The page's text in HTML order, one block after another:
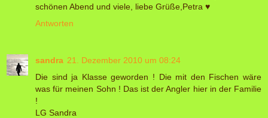
schönen Abend und viele, liebe Grüße,Petra ♥
Antworten
sandra 21. Dezember 2010 um 08:24
Die sind ja Klasse geworden ! Die mit den Fischen wäre
was für meinen Sohn ! Das ist der Angler hier in der Familie
!
LG Sandra